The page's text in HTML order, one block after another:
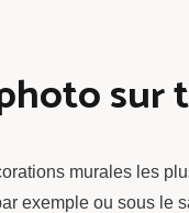
sur
murales les
exemple ou sous le